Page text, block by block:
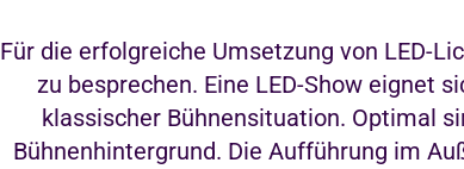
Für die erfolgreiche Umsetzung von LED-
zu besprechen. Eine LED-Show eignet
klassischer Bühnensituation. Optimal
Bühnenhintergrund. Die Aufführung im